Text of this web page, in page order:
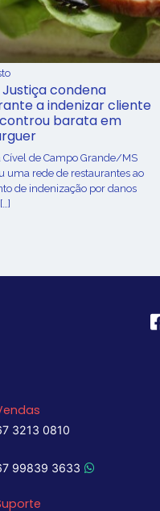
Justiça condena
a indenizar cliente
barata em
Cível de Campo Grande/MS
uma rede de restaurantes ao
de indenização por danos
3213 0810
99839 3633